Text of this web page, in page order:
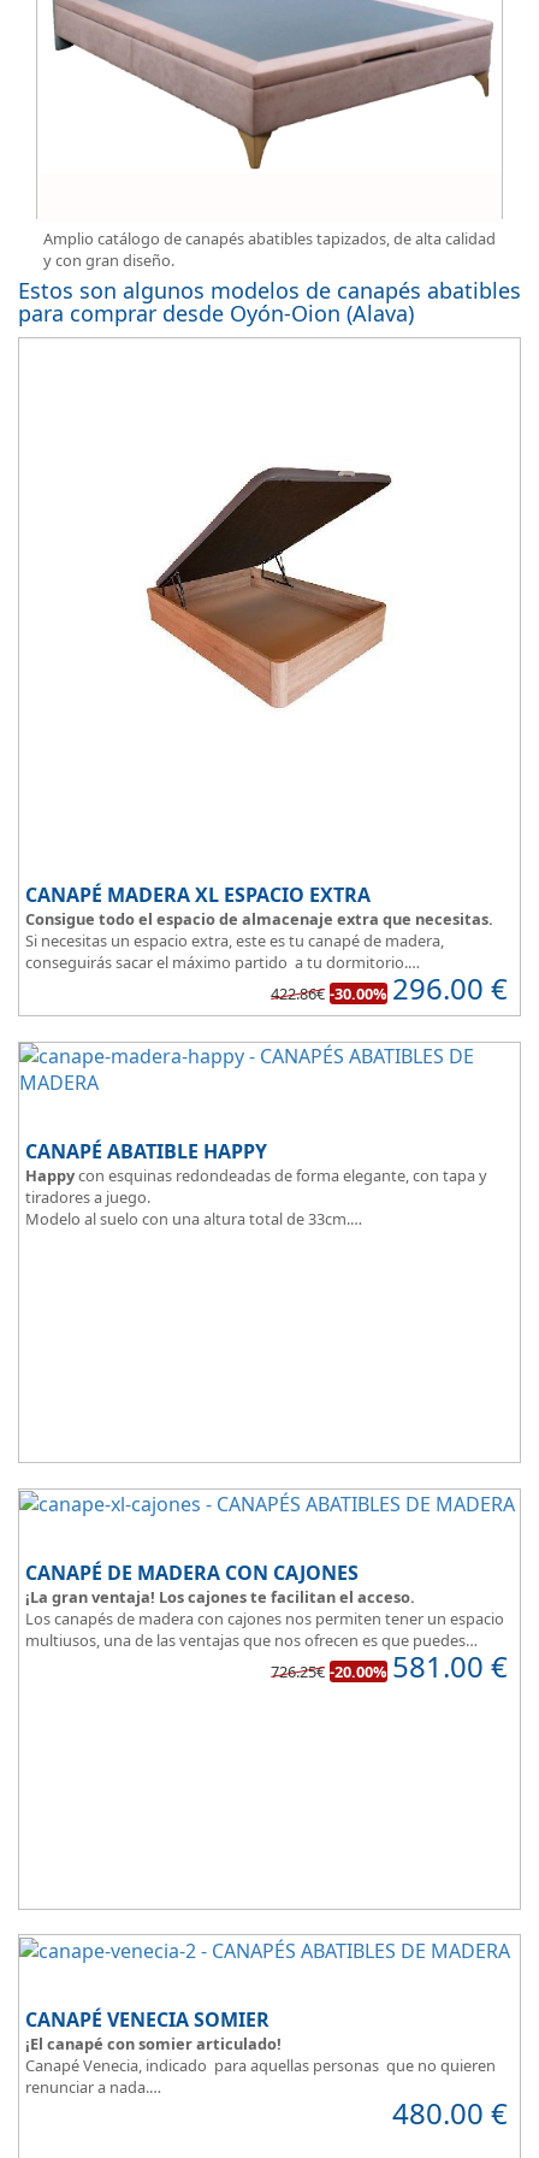
Amplio catálogo de canapés abatibles tapizados, de alta calidad
y con gran diseño.
Estos son algunos modelos de canapés abatibles
para comprar desde Oyón-Oion (Alava)
CANAPÉ MADERA XL ESPACIO EXTRA
Consigue todo el espacio de almacenaje extra que necesitas.
Si necesitas un espacio extra, este es tu canapé de madera,
conseguirás sacar el máximo partido a tu dormitorio.
y es muy transpirable, fabricada con tejido
3D y tapizada en elegante color gris.
que el polvo no se acumule debajo de la cama.
Disponible en 5 colores de madera : Blanco, ártico, cambrian,
wengue y cerezo.
422.86€ -30.00% 296.00 €
CANAPÉ ABATIBLE HAPPY
Happycon esquinas redondeadas de forma elegante, con tapa y
tiradores a juego.
Modelo al suelo con una altura total de 33cm.
CANAPÉ DE MADERA CON CAJONES
¡La gran ventaja! Los cajones te facilitan el acceso.
Los canapés de madera con cajones nos permiten tener un espacio
multiusos, una de las ventajas que nos ofrecen es que puedes
disponer y acceder a lo que tienes almacenado en los cajones
726.25€ -20.00% 581.00 €
CANAPÉ VENECIA SOMIER
¡El canapé con somier articulado!
Canapé Venecia, indicado para aquellas personas que no quieren
renunciar a nada.
Además de espacio extra, se adapta perfectamente a nuestra
480.00 €